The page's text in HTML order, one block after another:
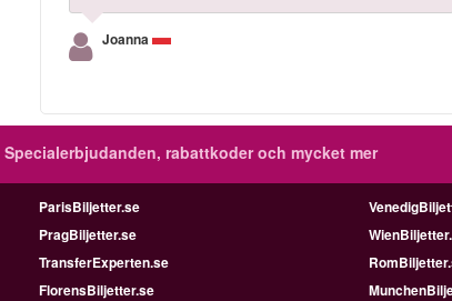
Joanna
Specialerbjudanden, rabattkoder och mycket mer
ParisBiljetter.se
PragBiljetter.se
TransferExperten.se
FlorensBiljetter.se